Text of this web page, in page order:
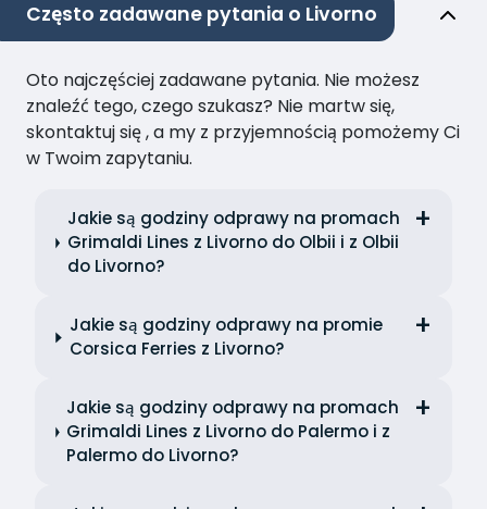
Często zadawane pytania o Livorno
Oto najczęściej zadawane pytania. Nie możesz
znaleźć tego, czego szukasz? Nie martw się,
skontaktuj się , a my z przyjemnością pomożemy Ci
w Twoim zapytaniu.
Jakie są godziny odprawy na promach
Grimaldi Lines z Livorno do Olbii i z Olbii
do Livorno?
Jakie są godziny odprawy na promie
Corsica Ferries z Livorno?
Jakie są godziny odprawy na promach
Grimaldi Lines z Livorno do Palermo i z
Palermo do Livorno?